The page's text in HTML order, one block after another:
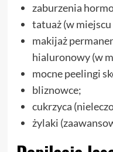
zaburzenia
tatuaż (w miejscu
makijaż
hialuronowy (w
mocne peelingi
bliznowce;
cukrzyca
żylaki